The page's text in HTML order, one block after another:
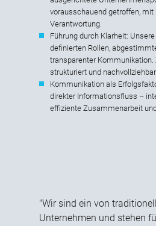
vorausschauend getroffen, mit
Verantwortung.
Führung durch Klarheit:
definierten Rollen,
transparenter
strukturiert und nachvollziehbar.
Kommunikation als
direkter Informationsfluss –
effiziente Zusammenarbeit
"Wir sind ein von
Unternehmen und stehen